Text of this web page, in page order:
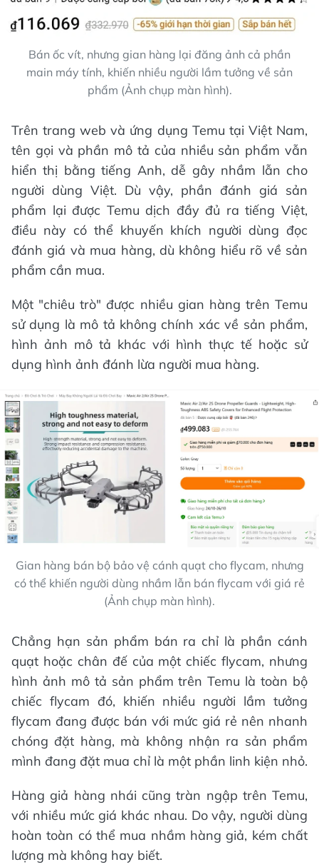
Bán ốc vít, nhưng gian hàng lại đăng ảnh cả phần
main máy tính, khiến nhiều người lầm tưởng về sản
phẩm (Ảnh chụp màn hình).
Trên trang web và ứng dụng Temu tại Việt Nam,
tên gọi và phần mô tả của nhiều sản phẩm vẫn
hiển thị bằng tiếng Anh, dễ gây nhầm lẫn cho
người dùng Việt. Dù vậy, phần đánh giá sản
phẩm lại được Temu dịch đầy đủ ra tiếng Việt,
điều này có thể khuyến khích người dùng đọc
đánh giá và mua hàng, dù không hiểu rõ về sản
phẩm cần mua.
Một "chiêu trò" được nhiều gian hàng trên Temu
sử dụng là mô tả không chính xác về sản phẩm,
hình ảnh mô tả khác với hình thực tế hoặc sử
dụng hình ảnh đánh lừa người mua hàng.
Gian hàng bán bộ bảo vệ cánh quạt cho flycam, nhưng
có thể khiến người dùng nhầm lẫn bán flycam với giá rẻ
(Ảnh chụp màn hình).
Chẳng hạn sản phẩm bán ra chỉ là phần cánh
quạt hoặc chân đế của một chiếc flycam, nhưng
hình ảnh mô tả sản phẩm trên Temu là toàn bộ
chiếc flycam đó, khiến nhiều người lầm tưởng
flycam đang được bán với mức giá rẻ nên nhanh
chóng đặt hàng, mà không nhận ra sản phẩm
mình đang đặt mua chỉ là một phần linh kiện nhỏ.
Hàng giả hàng nhái cũng tràn ngập trên Temu,
với nhiều mức giá khác nhau. Do vậy, người dùng
hoàn toàn có thể mua nhầm hàng giả, kém chất
lượng mà không hay biết.